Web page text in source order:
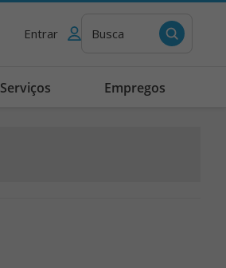
Entrar Busca
Serviços Empregos